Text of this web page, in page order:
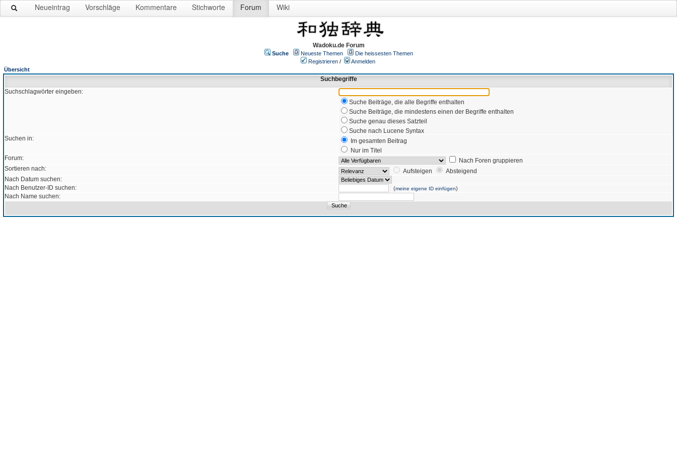
Neueintrag Vorschläge Kommentare Stichworte Forum Wiki
Wadoku.de Forum
Suche Neueste Themen
Die heissesten Themen
Registrieren /
Anmelden
Übersicht
Suchbegriffe
Suchschlagwörter eingeben:
Suche Beiträge, die alle Begriffe enthalten
Suche Beiträge, die mindestens einen der Begriffe enthalten
Suche genau dieses Satzteil
Suche nach Lucene Syntax
Suchen in:
Im gesamten Beitrag
Nur im Titel
Forum:
Nach Foren gruppieren
Sortieren nach:
Aufsteigen
Absteigend
Nach Datum suchen:
Nach Benutzer-ID suchen:
(meine eigene ID einfügen)
Nach Name suchen: